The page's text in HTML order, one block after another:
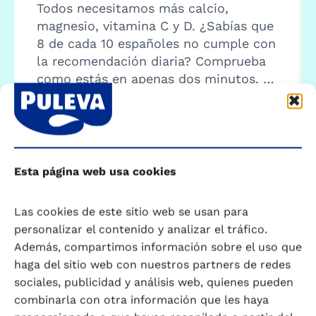
Esta página web usa cookies
Las cookies de este sitio web se usan para
personalizar el contenido y analizar el tráfico.
Además, compartimos información sobre el uso que
haga del sitio web con nuestros partners de redes
sociales, publicidad y análisis web, quienes pueden
combinarla con otra información que les haya
Todos necesitamos más calcio,
magnesio, vitamina C y D. ¿Sabías que
8 de cada 10 españoles no cumple con
la recomendación diaria? Comprueba
como estás en apenas dos minutos. …
Comenzar calculadora
Encuentra tu Puleva ideal